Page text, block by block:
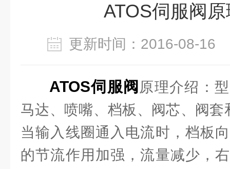
ATOS伺服阀
更新时间：2016-08-
ATOS伺服阀 原理介绍：
马达、喷嘴、档板、阀芯、阀
当输入线圈通入电流时，档板
的节流作用加强，流量减少，